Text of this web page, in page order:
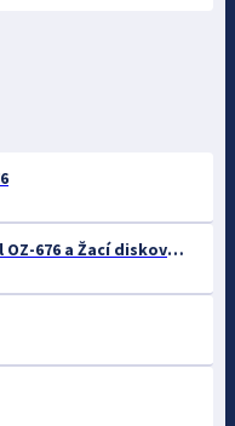
ND na Obraceč píce Rozmital OZ-676 a Žací diskový stroj SD-300C